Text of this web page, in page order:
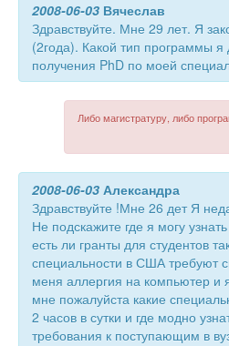
2008-06-03 Вячеслав
Здравствуйте. Мне 29 лет. Я
(2года). Какой тип программы
получения PhD по моей
Либо магистратуру, либо
2008-06-03 Александра
Здравствуйте !Мне 26 дет Я
Не подскажите где я могу
есть ли гранты для студентов
специальности в США требуют
меня аллергия на компьютер и
мне пожалуйста какие
2 часов в сутки и где модно
требования к поступающим в